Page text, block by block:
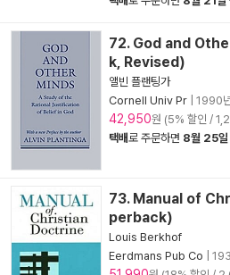
72. God and
k, Revised)
앨빈 플랜팅가
Cornell Univ Pr
1990
42,950원 (5% 할인 /
택배로 주문하면 8월 25일
73. Manual of
perback)
Louis Berkhof
Eerdmans Pub Co